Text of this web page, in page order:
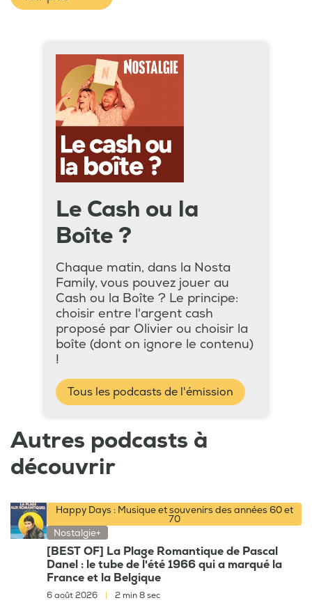
Le Cash ou la
Boîte ?
Chaque matin, dans la Nosta
Family, vous pouvez jouer au
Cash ou la Boîte ? Le principe:
choisir entre l'argent cash
proposé par Olivier ou choisir la
boîte (dont on ignore le contenu)
!
Tous les podcasts de l'émission
Autres podcasts à
découvrir
Happy Days : Musique et souvenirs des années 60 et
70
Nostalgie+
[BEST OF] La Plage Romantique de Pascal
Danel : le tube de l'été 1966 qui a marqué la
France et la Belgique
6 août 2026 2 min 8 sec